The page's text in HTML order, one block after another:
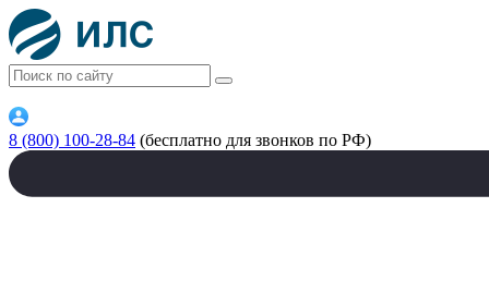
8 (800) 100-28-84 (бесплатно для звонков по РФ)